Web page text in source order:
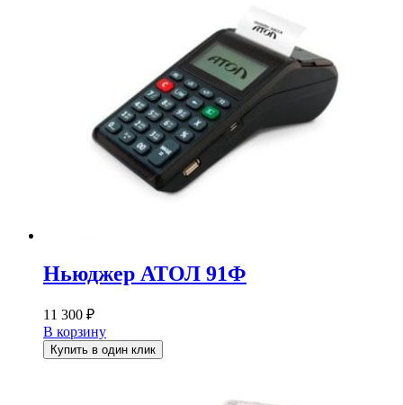
Ньюджер АТОЛ 91Ф
11 300 ₽
В корзину
Купить в один клик